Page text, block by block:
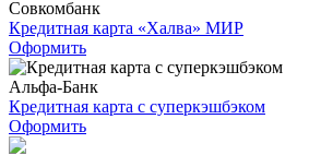
Совкомбанк
Кредитная карта «Халва» МИР
Оформить
Альфа-Банк
Кредитная карта с суперкэшбэком
Оформить